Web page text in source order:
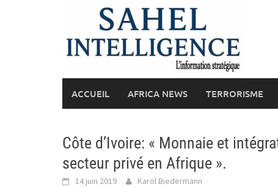
ACCUEIL AFRICA NEWS TERRORISME
Côte d’Ivoire: « Monnaie et
secteur privé en Afrique ».
14 juin 2019 Karol Biedermann